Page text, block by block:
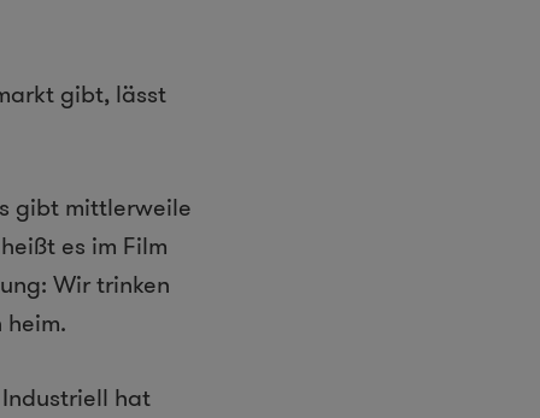
gibt, lässt
gibt mittlerweile
es im Film
Wir trinken
hat